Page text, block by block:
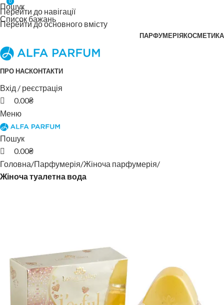
Перейти до навігації
Перейти до основного вмісту
Пошук
Список бажань
ПАРФУМЕРІЯКОСМЕТИКА
ПРО НАСКОНТАКТИ
Вхід / реєстрація
0
0.00₴
Меню
Пошук
0
0.00₴
Головна Парфумерія Жіноча парфумерія
Жіноча туалетна вода